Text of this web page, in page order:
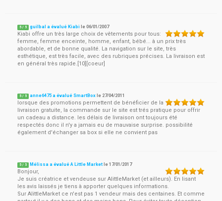
5 / 5 guilbal a évalué Kiabi le06/01/2007
Kiabi offre un très large choix de vêtements pour tous:
femme, femme enceinte, homme, enfant, bébé... à un prix très
abordable, et de bonne qualité. La navigation sur le site, très
esthétique, est très facile, avec des rubriques précises. La livraison est
en général très rapide.[10][coeur]
5 / 5 anne6475 a évalué SmartBox le 27/04/2011
lorsque des promotions permettent de bénéficier de la
livraison gratuite, la commande sur le site est trés pratique pour offrir
un cadeau a distance. les délais de livraison ont toujours été
respectés donc il n'y a jamais eu de mauvaise surprise. possibilité
également d'échanger sa box si elle ne convient pas
5 / 5 Mélissa a évalué A Little Market le17/01/2017
Bonjour,
Je suis créatrice et vendeuse sur AlittleMarket (et ailleurs). En lisant
les avis laissés je tiens à apporter quelques informations.
Sur AlittleMarket ce n'est pas 1 vendeur mais des centaines. Et comme